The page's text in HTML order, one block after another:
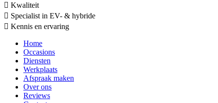
Kwaliteit
Specialist in EV- & hybride
Kennis en ervaring
Home
Occasions
Diensten
Werkplaats
Afspraak maken
Over ons
Reviews